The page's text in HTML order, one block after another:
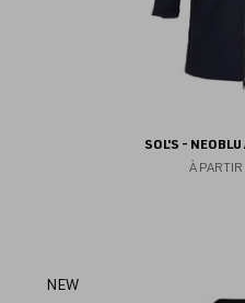
SOL'S -
À PARTIR
NEW